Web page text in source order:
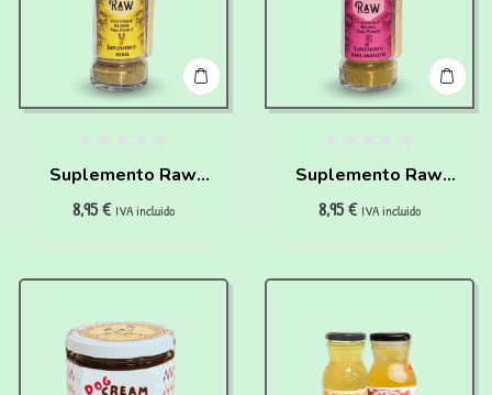
Suplemento Raw
Renal para perros
8,95€ IVA incluido
Suplemento Raw
Senior para perros
8,95€ IVA incluido